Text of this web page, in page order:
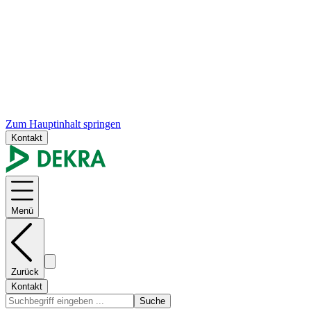
Zum Hauptinhalt springen
Kontakt
Menü
Zurück
Kontakt
Suche